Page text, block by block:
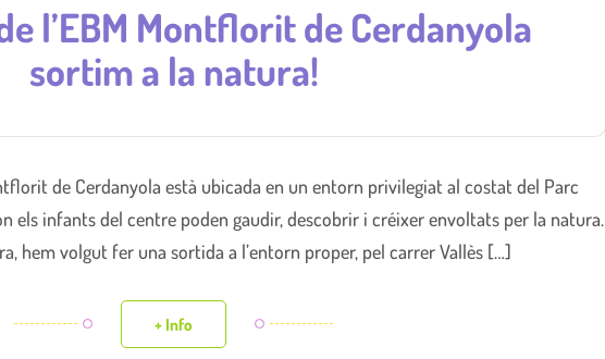
l’EBM Montflorit de Cerdanyola
sortim a la natura!
de Cerdanyola està ubicada en un entorn privilegiat al costat del Parc
els infants del centre poden gaudir, descobrir i créixer envoltats per la natura.
hem volgut fer una sortida a l’entorn proper, pel carrer Vallès […]
+ Info